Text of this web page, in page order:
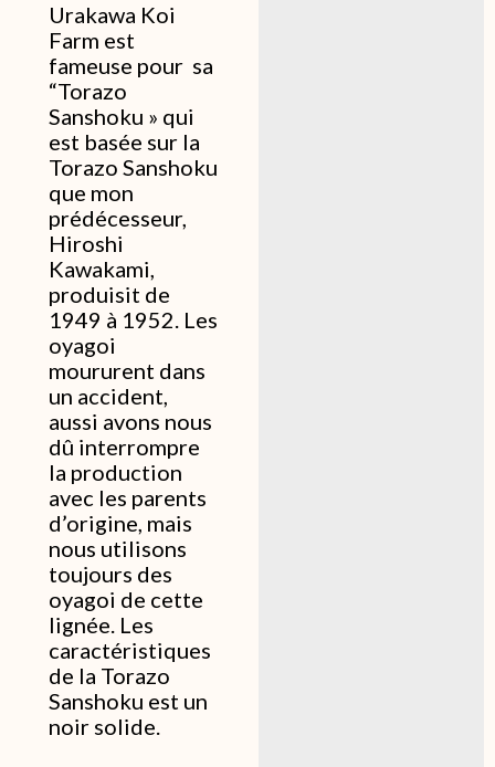
Urakawa Koi
Farm est
fameuse pour sa
“Torazo
Sanshoku » qui
est basée sur la
Torazo Sanshoku
que mon
prédécesseur,
Hiroshi
Kawakami,
produisit de
1949 à 1952. Les
oyagoi
moururent dans
un accident,
aussi avons nous
dû interrompre
la production
avec les parents
d’origine, mais
nous utilisons
toujours des
oyagoi de cette
lignée. Les
caractéristiques
de la Torazo
Sanshoku est un
noir solide.